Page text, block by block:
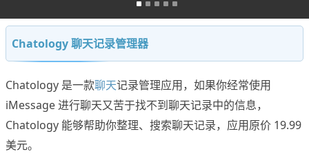
Chatology 聊天记录管理器
Chatology 是一款聊天记录管理应用，如果你经常使用
iMessage 进行聊天又苦于找不到聊天记录中的信息，
Chatology 能够帮助你整理、搜索聊天记录，应用原价 19.99
美元。